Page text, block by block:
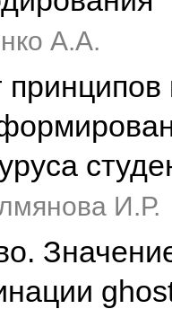
А.А.
принципов
И.Р.